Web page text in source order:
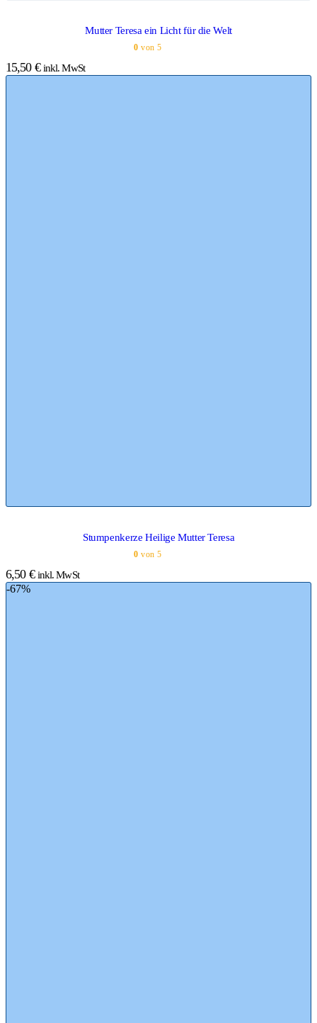
Mutter Teresa ein Licht für die Welt
0 von 5
15,50 € inkl. MwSt
Stumpenkerze Heilige Mutter Teresa
0 von 5
6,50 € inkl. MwSt
-67%